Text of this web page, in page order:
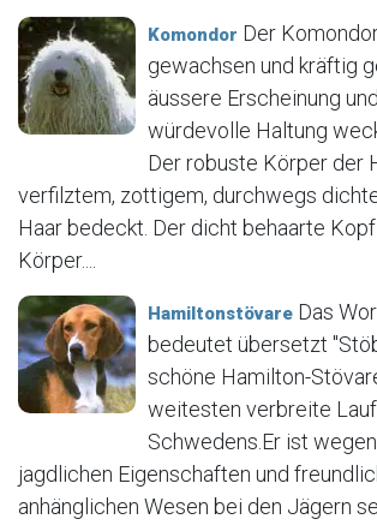
Komondor Der
gewachsen und kräftig
äussere Erscheinung
würdevolle Haltung
Der robuste Körper der
verfilztem, zottigem, durchwegs
Haar bedeckt. Der dicht behaarte
Körper....
Hamiltonstövare Das
bedeutet übersetzt
schöne Hamilton-
weitesten verbreite
Schwedens.Er ist
jagdlichen Eigenschaften und
anhänglichen Wesen bei den Jägern